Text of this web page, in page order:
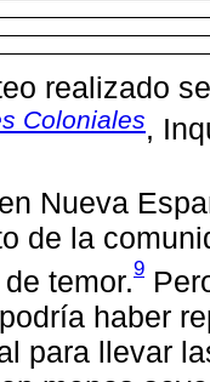
realizado
Coloniales,
Nueva
de la
temor.9
haber
para llevar